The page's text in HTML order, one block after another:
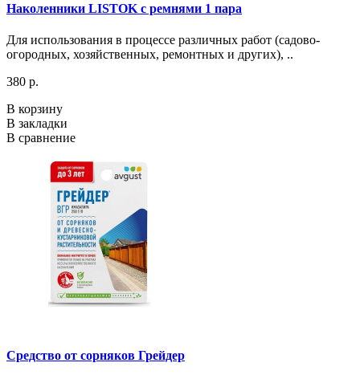
Наколенники LISTOK c ремнями 1 пара
Для использования в процессе различных работ (садово-
огородных, хозяйственных, ремонтных и других), ..
380 р.
В корзину
В закладки
В сравнение
Средство от сорняков Грейдер